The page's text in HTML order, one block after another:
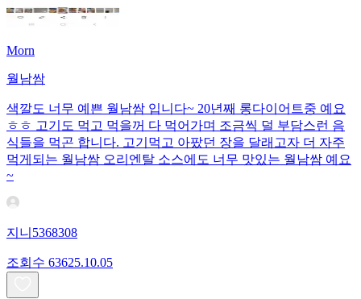
Morn
월남쌈
색깔도 너무 예쁜 월남쌈 입니다~ 20년째 롱다이어트중 예요
ㅎㅎ 고기도 먹고 먹을꺼 다 먹어가며 조금씩 덜 부담스런 음
식들을 먹곤 합니다. 고기먹고 아팠던 장을 달래고자 더 자주
먹게되는 월남쌈 오리엔탈 소스에도 너무 맛있는 월남쌈 예요
~
지니5368308
조회수 63625.10.05